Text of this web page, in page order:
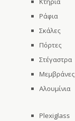
Ράφια
Σκάλες
Πόρτες
Στέγαστρα
Μεμβράνες
Αλουμίνια
Plexiglass